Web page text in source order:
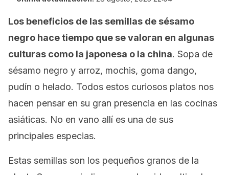
Los beneficios de las semillas de sésamo
negro hace tiempo que se valoran en algunas
culturas como la japonesa o la china. Sopa de
sésamo negro y arroz, mochis, goma dango,
pudín o helado. Todos estos curiosos platos nos
hacen pensar en su gran presencia en las cocinas
asiáticas. No en vano allí es una de sus
principales especias.
Estas semillas son los pequeños granos de la